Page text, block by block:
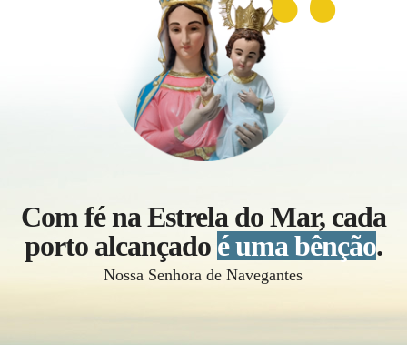
Com fé na Estrela do Mar, cada
porto alcançado é uma bênção.
Nossa Senhora de Navegantes